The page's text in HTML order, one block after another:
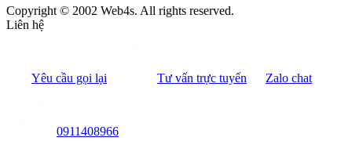
Copyright © 2002 Web4s. All rights reserved.
Liên hệ
Yêu cầu gọi lại Tư vấn trực tuyến Zalo chat
0911408966